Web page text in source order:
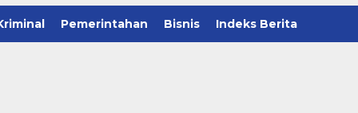
Pemerintahan Bisnis Indeks Berita